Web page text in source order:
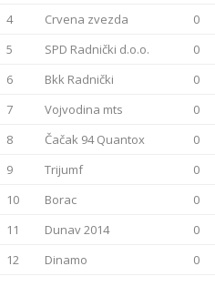
4
Crvena zvezda 0
5
SPD Radnički d.o.o. 0
6
Bkk Radnički 0
7
Vojvodina mts 0
8
Čačak 94 Quantox 0
9
Trijumf 0
10
Borac 0
11
Dunav 2014 0
12
Dinamo 0